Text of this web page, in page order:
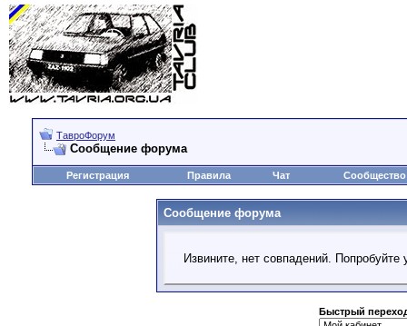
ТавроФорум
Сообщение форума
Регистрация Правила Чат Сообщество
Сообщение форума
Извините, нет совпадений.
Быстрый